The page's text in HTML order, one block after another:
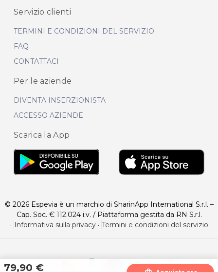
Servizio clienti
TERMINI E CONDIZIONI DEL SERVIZIO
FAQ
CONTATTACI
Per le aziende
DIVENTA INSERZIONISTA
ACCESSO AZIENDE
Scarica la App
© 2026 Espevia è un marchio di SharinApp International S.r.l. –
Cap. Soc. € 112.024 i.v. / Piattaforma gestita da RN S.r.l.
·
Informativa sulla privacy· Termini e condizioni del servizio
79,90 €